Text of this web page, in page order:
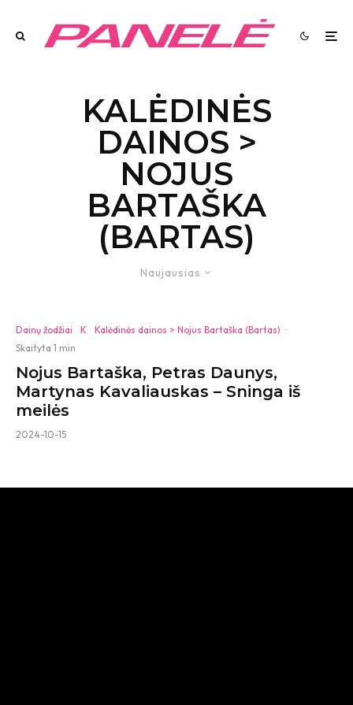
KALĖDINĖS
DAINOS >
NOJUS
BARTAŠKA
(BARTAS)
Naujausias
Dainų žodžiai K Kalėdinės dainos > Nojus Bartaška (Bartas) ·
Skaityta 1 min
Nojus Bartaška, Petras Daunys,
Martynas Kavaliauskas – Sninga iš
meilės
2024-10-15